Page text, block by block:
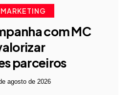
com MC
parceiros
agosto de 2026